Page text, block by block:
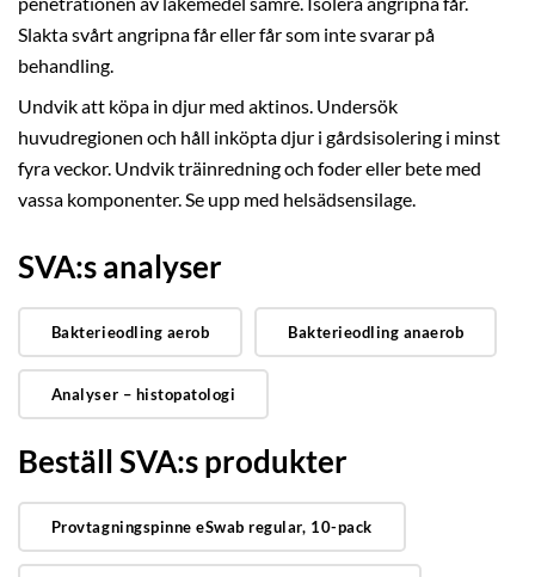
Slakta svårt angripna får eller får som inte svarar på
behandling.
Undvik att köpa in djur med aktinos. Undersök
huvudregionen och håll inköpta djur i gårdsisolering i minst
fyra veckor. Undvik träinredning och foder eller bete med
vassa komponenter. Se upp med helsädsensilage.
SVA:s analyser
Bakterieodling aerob Bakterieodling anaerob
Analyser – histopatologi
Beställ SVA:s produkter
Provtagningspinne eSwab regular, 10-pack